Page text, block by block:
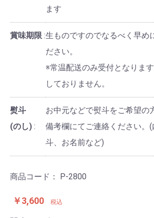
ます
賞味期限 生ものですのでなるべく早め
ださい。
※常温配送のみ受付となりま
しておりません。
熨斗
(のし)
お中元などで熨斗をご希望の
備考欄にてご連絡ください。
斗、お名前など)
商品コード： P-2800
￥3,600 税込